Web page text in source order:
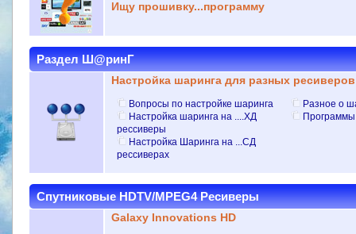
Ищу прошивку...программу
Раздел Ш@ринГ
Настройка шаринга для разных ресиверов
Вопросы по настройке шаринга
Настройка шаринга на ....ХД
рессиверы
Настройка Шаринга на ...СД
рессиверах
Разное о
Спутниковые HDTV/MPEG4 Ресиверы
Galaxy Innovations HD